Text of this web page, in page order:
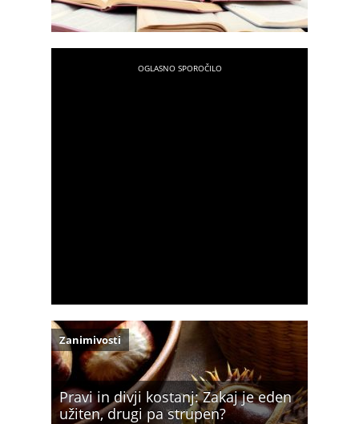
Pravi in divji kostanj: Zakaj je eden
užiten, drugi pa strupen?
Zanimivosti